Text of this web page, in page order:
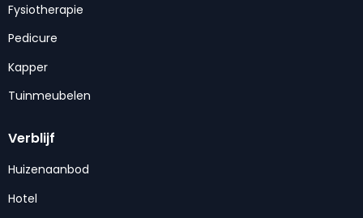
Fysiotherapie
Pedicure
Kapper
Tuinmeubelen
Verblijf
Huizenaanbod
Hotel